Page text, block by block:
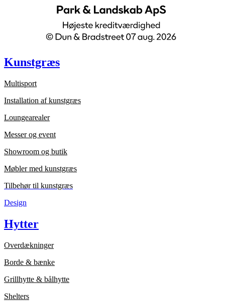
Kunstgræs
Multisport
Installation af kunstgræs
Loungearealer
Messer og event
Showroom og butik
Møbler med kunstgræs
Tilbehør til kunstgræs
Design
Hytter
Overdækninger
Borde & bænke
Grillhytte & bålhytte
Shelters